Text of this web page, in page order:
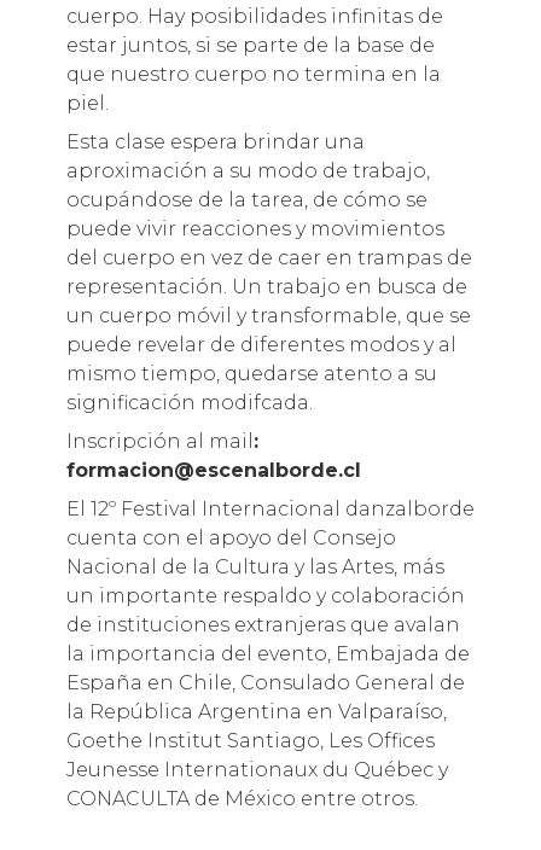
cuerpo. Hay posibilidades infinitas de
estar juntos, si se parte de la base de
que nuestro cuerpo no termina en la
piel.
Esta clase espera brindar una
aproximación a su modo de trabajo,
ocupándose de la tarea, de cómo se
puede vivir reacciones y movimientos
del cuerpo en vez de caer en trampas de
representación. Un trabajo en busca de
un cuerpo móvil y transformable, que se
puede revelar de diferentes modos y al
mismo tiempo, quedarse atento a su
significación modifcada.
Inscripción al mail :
formacion@escenalborde.cl
El 12º Festival Internacional danzalborde
cuenta con el apoyo del Consejo
Nacional de la Cultura y las Artes, más
un importante respaldo y colaboración
de instituciones extranjeras que avalan
la importancia del evento, Embajada de
España en Chile, Consulado General de
la República Argentina en Valparaíso,
Goethe Institut Santiago, Les Offices
Jeunesse Internationaux du Québec y
CONACULTA de México entre otros.